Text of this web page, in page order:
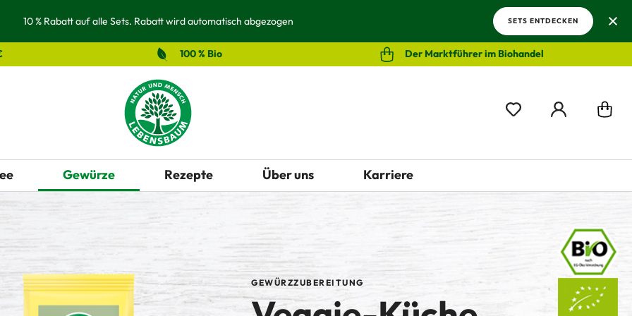
10 % Rabatt auf alle Sets. Rabatt wird automatisch abgezogen SETS ENTDECKEN
100 % Bio Der Marktführer im Biohandel
Gewürze Rezepte Über uns Karriere
GEWÜRZZUBEREITUNG